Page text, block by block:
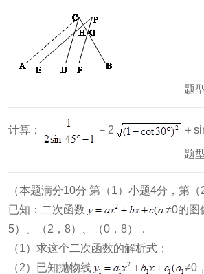
题
计算： －2 ＋
题
（本题满分10分 第（1）小题4分，第（
已知：二次函数
≠0的图
5）、（2，8）、（0，8）．
（1）求这个二次函数的解析式；
（2）已知抛物线
≠0，